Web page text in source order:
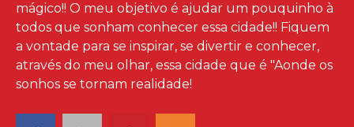
mágico!! O meu objetivo é ajudar um pouquinho à
todos que sonham conhecer essa cidade!! Fiquem
a vontade para se inspirar, se divertir e conhecer,
através do meu olhar, essa cidade que é "Aonde os
sonhos se tornam realidade!